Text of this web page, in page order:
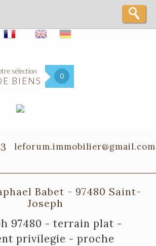
sélection
BIENS 0
leforum.immobilier@gmail.com
Babet - 97480 Saint-
Joseph
privilegie - proche